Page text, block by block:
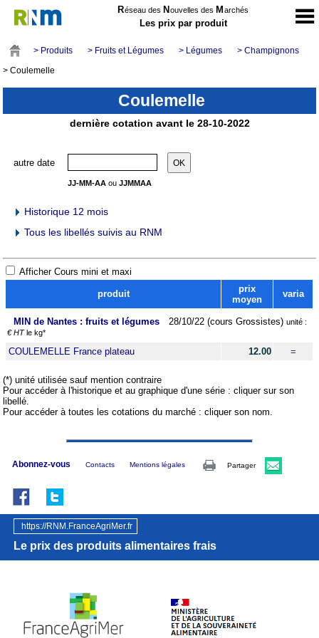
Réseau des N ouvelles des M archés
Les prix par produit
> Produits > Fruits et Légumes > Légumes
> Champignons
> Coulemelle
Coulemelle
dernière cotation avant le 28-10-2022
autre date
JJ-MM-AA ou JJMMAA
Historique 12 mois
Tous les libellés suivis au RNM
Afficher Cours mini et maxi
produit
prix
moyen
varia
MIN de Nantes : fruits et légumes 28/10/22 (cours Grossistes) unité :
€ HTle kg*
COULEMELLE France plateau 12.00 =
(*) unité utilisée sauf mention contraire
Pour accéder à l'historique et au graphique d'une série : cliquer sur son
libellé.
Pour accéder à toutes les cotations du marché : cliquer son nom.
Abonnez-vous Contacts Mentions légales Partager
https://RNM.FranceAgriMer.fr
Le prix des produits alimentaires frais